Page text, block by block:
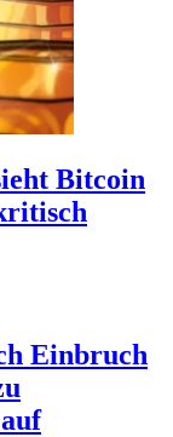
Bitcoin
Einbruch